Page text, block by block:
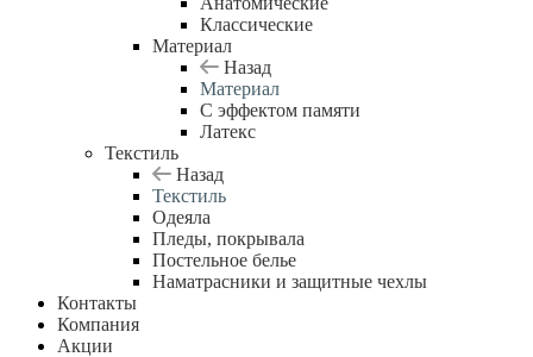
Классические
Материал
Назад
Материал
С эффектом памяти
Латекс
Текстиль
Назад
Текстиль
Одеяла
Пледы, покрывала
Постельное белье
Наматрасники и защитные чехлы
Контакты
Компания
Акции